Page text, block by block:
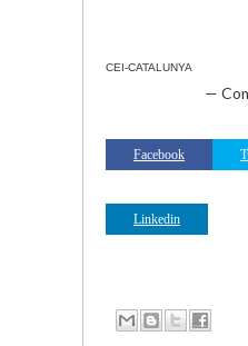
CEI-CATALUNYA
—
Facebook
Linkedin